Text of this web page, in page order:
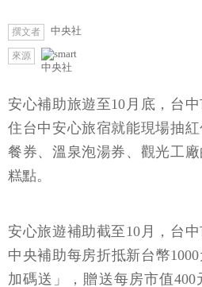
撰文者 中央社
來源
中央社
安心補助旅遊至10月底，台
住台中安心旅宿就能現場抽
餐券、溫泉泡湯券、觀光工
糕點。
安心旅遊補助截至10月，台
中央補助每房折抵新台幣
加碼送」，贈送每房市值